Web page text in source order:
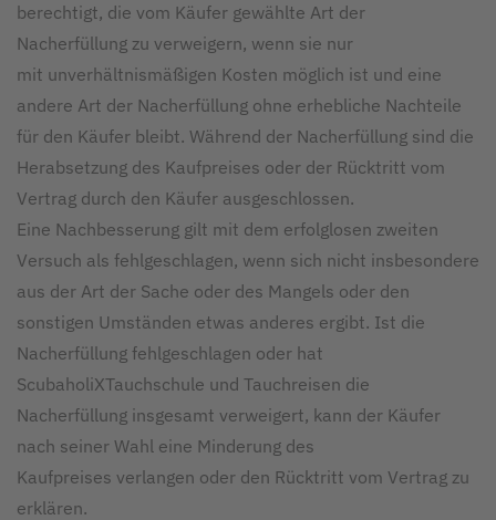
berechtigt, die vom Käufer gewählte Art der
Nacherfüllung zu verweigern, wenn sie nur
mit unverhältnismäßigen Kosten möglich ist und eine
andere Art der Nacherfüllung ohne erhebliche Nachteile
für den Käufer bleibt. Während der Nacherfüllung sind die
Herabsetzung des Kaufpreises oder der Rücktritt vom
Vertrag durch den Käufer ausgeschlossen.
Eine Nachbesserung gilt mit dem erfolglosen zweiten
Versuch als fehlgeschlagen, wenn sich nicht insbesondere
aus der Art der Sache oder des Mangels oder den
sonstigen Umständen etwas anderes ergibt. Ist die
Nacherfüllung fehlgeschlagen oder hat
ScubaholiXTauchschule und Tauchreisen die
Nacherfüllung insgesamt verweigert, kann der Käufer
nach seiner Wahl eine Minderung des
Kaufpreises verlangen oder den Rücktritt vom Vertrag zu
erklären.